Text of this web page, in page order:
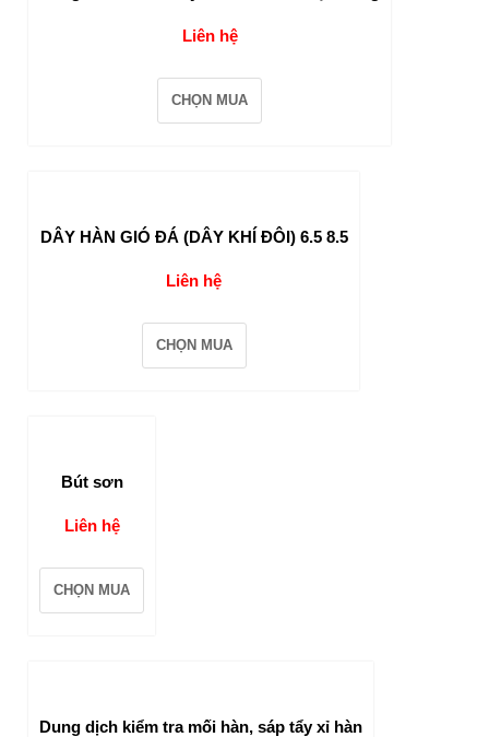
Liên hệ
CHỌN MUA
DÂY HÀN GIÓ ĐÁ (DÂY KHÍ ĐÔI) 6.5 8.5
Liên hệ
CHỌN MUA
Bút sơn
Liên hệ
CHỌN MUA
Dung dịch kiểm tra mối hàn, sáp tẩy xỉ hàn